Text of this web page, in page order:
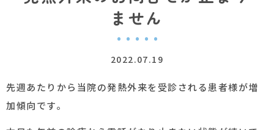
ません
2022.07.19
先週あたりから当院の発熱外来を受診される患者様が増
加傾向です。